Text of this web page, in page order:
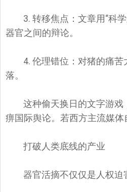
3. 转移焦点：文章用“科
器官之间的辩论。
4. 伦理错位：对猪的痛
落。
这种偷天换日的文字游
痹国际舆论。 若西方主流媒
打破人类底线的产业
器官活摘不仅仅是人权迫